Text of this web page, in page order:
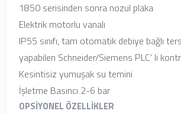
1850 serisinden sonra nozul plaka
Elektrik motorlu vanalı
IP55 sınıfı, tam otomatik debiye bağlı
yapabilen Schneider/Siemens PLC’ li
Kesintisiz yumuşak su temini
İşletme Basıncı 2-6 bar
OPSİYONEL ÖZELLİKLER